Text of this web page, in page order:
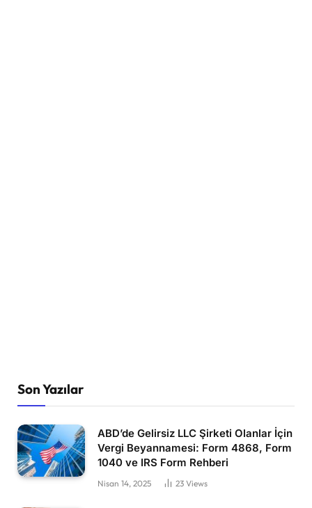
Son Yazılar
ABD’de Gelirsiz LLC Şirketi Olanlar İçin
Vergi Beyannamesi: Form 4868, Form
1040 ve IRS Form Rehberi
Nisan 14, 2025 23 Views